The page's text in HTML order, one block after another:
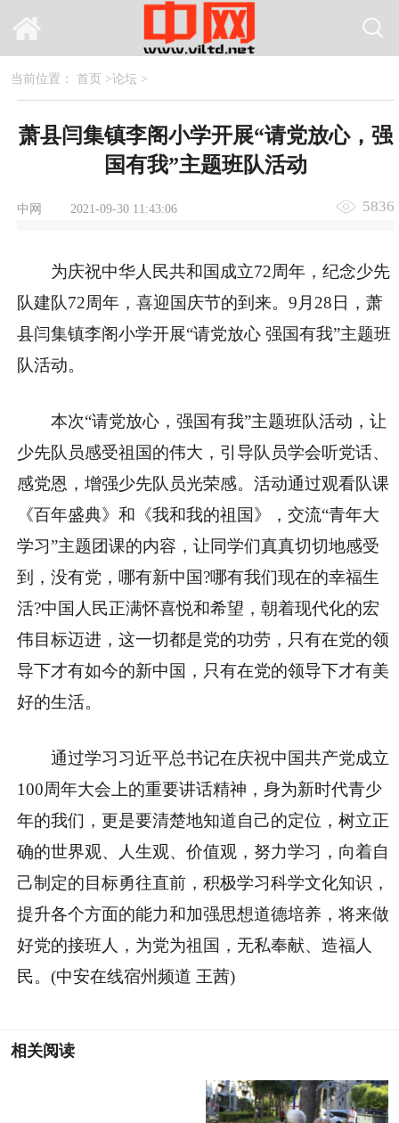
当前位置： 首页 >论坛>
萧县闫集镇李阁小学开展“请党放心，强
国有我”主题班队活动
中网 2021-09-30 11:43:06 5836
为庆祝中华人民共和国成立72周年，纪念少先
队建队72周年，喜迎国庆节的到来。9月28日，萧
县闫集镇李阁小学开展“请党放心 强国有我”主题班
队活动。
本次“请党放心，强国有我”主题班队活动，让
少先队员感受祖国的伟大，引导队员学会听党话、
感党恩，增强少先队员光荣感。活动通过观看队课
《百年盛典》和《我和我的祖国》，交流“青年大
学习”主题团课的内容，让同学们真真切切地感受
到，没有党，哪有新中国?哪有我们现在的幸福生
活?中国人民正满怀喜悦和希望，朝着现代化的宏
伟目标迈进，这一切都是党的功劳，只有在党的领
导下才有如今的新中国，只有在党的领导下才有美
好的生活。
通过学习习近平总书记在庆祝中国共产党成立
100周年大会上的重要讲话精神，身为新时代青少
年的我们，更是要清楚地知道自己的定位，树立正
确的世界观、人生观、价值观，努力学习，向着自
己制定的目标勇往直前，积极学习科学文化知识，
提升各个方面的能力和加强思想道德培养，将来做
好党的接班人，为党为祖国，无私奉献、造福人
民。(中安在线宿州频道 王茜)
相关阅读